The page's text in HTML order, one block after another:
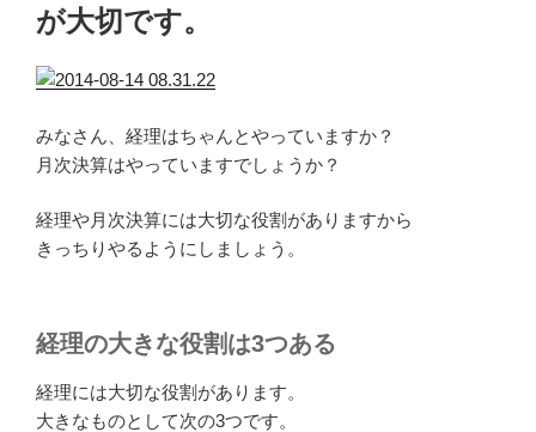
が大切です。
みなさん、経理はちゃんとやっていますか？
月次決算はやっていますでしょうか？
経理や月次決算には大切な役割がありますから
きっちりやるようにしましょう。
経理の大きな役割は3つある
経理には大切な役割があります。
大きなものとして次の3つです。